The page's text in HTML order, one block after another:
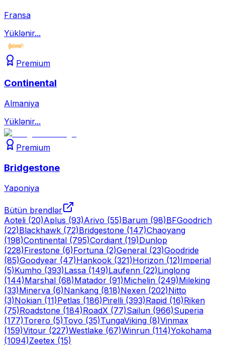
Fransa
Yüklənir...
Premium
Continental
Almaniya
Yüklənir...
Premium
Bridgestone
Yaponiya
Bütün brendlər
Aoteli (20)Aplus (93)Arivo (55)Barum (98)BFGoodrich
(22)Blackhawk (72)Bridgestone (147)Chaoyang
(198)Continental (795)Cordiant (19)Dunlop
(228)Firestone (6)Fortuna (2)General (23)Goodride
(85)Goodyear (47)Hankook (321)Horizon (12)Imperial
(5)Kumho (393)Lassa (149)Laufenn (22)Linglong
(144)Marshal (68)Matador (91)Michelin (249)Mileking
(33)Minerva (6)Nankang (818)Nexen (202)Nitto
(3)Nokian (11)Petlas (186)Pirelli (393)Rapid (16)Riken
(75)Roadstone (184)RoadX (77)Sailun (966)Superia
(177)Torero (5)Toyo (35)TungaViking (8)Vinmax
(159)Vitour (227)Westlake (67)Winrun (114)Yokohama
(1094)Zeetex (15)